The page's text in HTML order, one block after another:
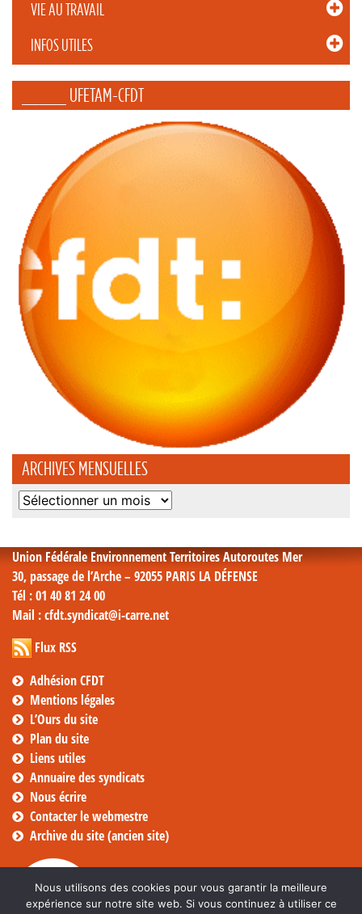
VIE AU TRAVAIL
INFOS UTILES
_____ UFETAM-CFDT
ARCHIVES MENSUELLES
Archives
Union Fédérale Environnement Territoires Autoroutes Mer
30, passage de l’Arche – 92055 PARIS LA DÉFENSE
Tél : 01 40 81 24 00
Mail : cfdt.syndicat@i-carre.net
Flux RSS
Adhésion CFDT
Mentions légales
L’Ours du site
Plan du site
Liens utiles
Annuaire des syndicats
Nous écrire
Contacter le webmestre
Archive du site (ancien site)
Nous utilisons des cookies pour vous garantir la meilleure
expérience sur notre site web. Si vous continuez à utiliser ce